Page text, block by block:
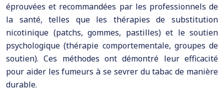
éprouvées et recommandées par les professionnels de
la santé, telles que les thérapies de substitution
nicotinique (patchs, gommes, pastilles) et le soutien
psychologique (thérapie comportementale, groupes de
soutien). Ces méthodes ont démontré leur efficacité
pour aider les fumeurs à se sevrer du tabac de manière
durable.